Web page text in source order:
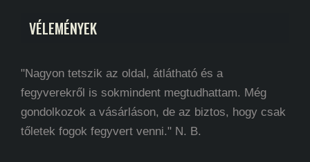
VÉLEMÉNYEK
"Nagyon tetszik az oldal, átlátható és a
fegyverekről is sokmindent megtudhattam. Még
gondolkozok a vásárláson, de az biztos, hogy csak
tőletek fogok fegyvert venni." N. B.